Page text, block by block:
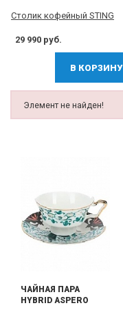
Столик кофейный STING
29 990 руб.
В КОРЗИНУ
Элемент не найден!
ЧАЙНАЯ ПАРА
HYBRID ASPERO